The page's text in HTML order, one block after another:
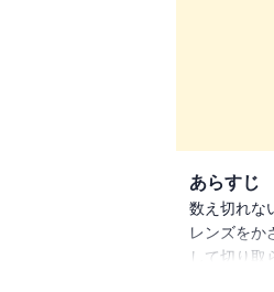
あらすじ
数え切れな
レンズをか
して切り取
ために用